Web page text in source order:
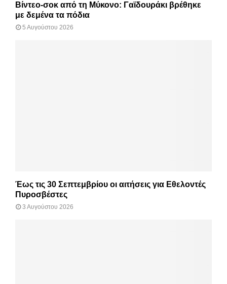
Βίντεο-σοκ από τη Μύκονο: Γαϊδουράκι βρέθηκε
με δεμένα τα πόδια
5 Αυγούστου 2026
Έως τις 30 Σεπτεμβρίου οι αιτήσεις για Εθελοντές
Πυροσβέστες
3 Αυγούστου 2026